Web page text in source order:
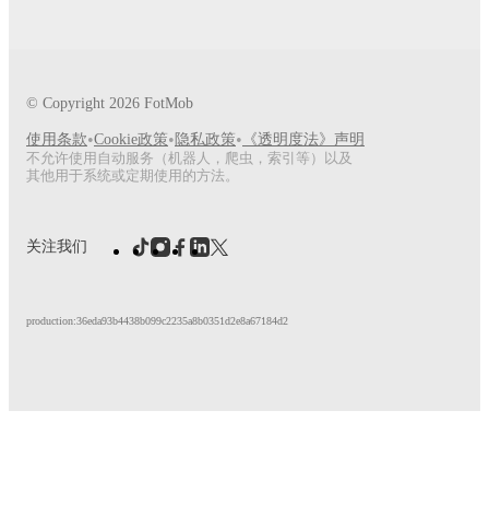
© Copyright 2026 FotMob
使用条款•Cookie政策• 隐私政策• 《透明度法》声明
不允许使用自动服务（机器人，爬虫，索引等）以及
其他用于系统或定期使用的方法。
关注我们
production:36eda93b4438b099c2235a8b0351d2e8a67184d2